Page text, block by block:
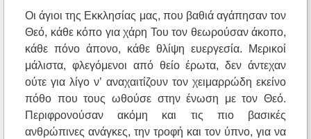
Οι άγιοι της Εκκλησίας μας, που βαθιά αγάπησαν τον
Θεό, κάθε κόπο για χάρη Του τον θεωρούσαν άκοπο,
κάθε πόνο άπονο, κάθε θλίψη ευεργεσία. Μερικοί
μάλιστα, φλεγόμενοι από θείο έρωτα, δεν άντεχαν
ούτε για λίγο ν’ αναχαιτίζουν τον χειμαρρώδη εκείνο
πόθο που τους ωθούσε στην ένωση με τον Θεό.
Περιφρονούσαν ακόμη και τις πιο βασικές
ανθρώπινες ανάγκες, την τροφή και τον ύπνο, για να